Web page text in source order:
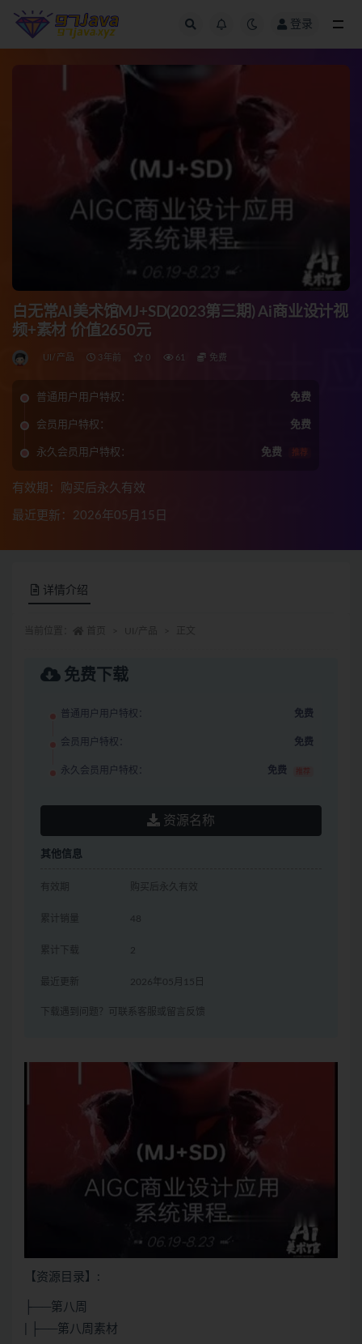
登录
白无常AI美术馆MJ+SD(2023第三期) Ai商业设计视
频+素材 价值2650元
UI/产品 3年前 0 61 免费
普通用户用户特权： 免费
会员用户特权： 免费
永久会员用户特权： 免费 推荐
有效期：购买后永久有效
最近更新：2026年05月15日
详情介绍
免费下载
普通用户用户特权： 免费
会员用户特权： 免费
永久会员用户特权： 免费 推荐
资源名称
其他信息
有效期 购买后永久有效
累计销量 48
累计下载 2
最近更新 2026年05月15日
下载遇到问题？可联系客服或留言反馈
【资源目录】:
├──第八周
| ├──第八周素材